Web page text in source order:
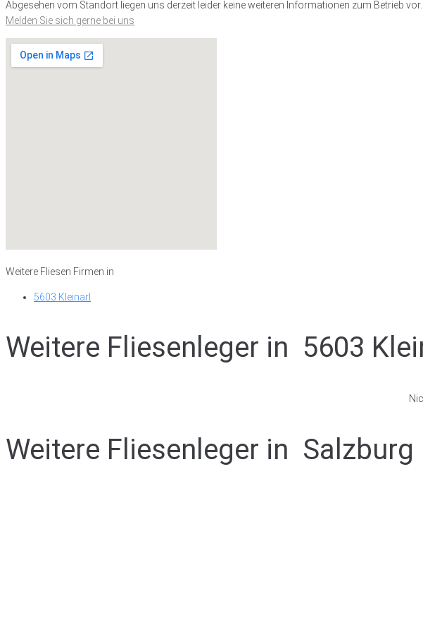
Abgesehen vom Standort liegen uns derzeit leider keine weiteren Informationen zum Betrieb
Melden Sie sich gerne bei uns
Weitere Fliesen Firmen in
5603 Kleinarl
Weitere Fliesenleger in 5603
Weitere Fliesenleger in Salzburg